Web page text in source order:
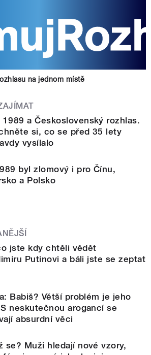
na jednom místě
1989 a Československý rozhlas.
si, co se před 35 lety
vysílalo
byl zlomový i pro Čínu,
a Polsko
jste kdy chtěli vědět
Putinovi a báli jste se zeptat
Babiš? Větší problém je jeho
neskutečnou arogancí se
absurdní věci
se? Muži hledají nové vzory,